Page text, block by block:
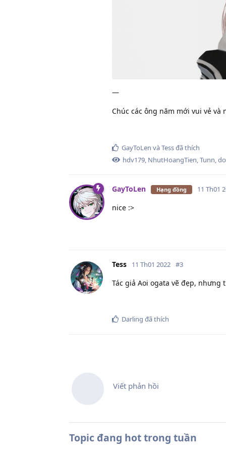
—
Chúc các ông năm mới vui vẻ
GayToLen vàTessđã thích
hdv179, NhutHoangTien,Tunn,
GayToLen Hạng đồng 11 Th01
nice :>
Tess 11 Th01 2022 #3
Tác giả Aoi ogata vẽ đẹp,
Darling đã thích
Viết phản hồi
Topic đang hot trong tuần